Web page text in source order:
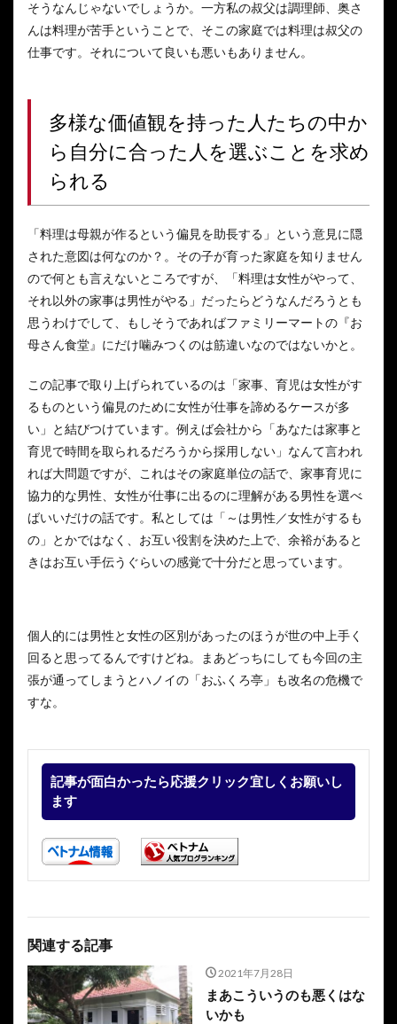
そうなんじゃないでしょうか。一方私の叔父は調理師、奥さ
んは料理が苦手ということで、そこの家庭では料理は叔父の
仕事です。それについて良いも悪いもありません。
多様な価値観を持った人たちの中か
ら自分に合った人を選ぶことを求め
られる
「料理は母親が作るという偏見を助長する」という意見に隠
された意図は何なのか？。その子が育った家庭を知りません
ので何とも言えないところですが、「料理は女性がやって、
それ以外の家事は男性がやる」だったらどうなんだろうとも
思うわけでして、もしそうであればファミリーマートの『お
母さん食堂』にだけ噛みつくのは筋違いなのではないかと。
この記事で取り上げられているのは「家事、育児は女性がす
るものという偏見のために女性が仕事を諦めるケースが多
い」と結びつけています。例えば会社から「あなたは家事と
育児で時間を取られるだろうから採用しない」なんて言われ
れば大問題ですが、これはその家庭単位の話で、家事育児に
協力的な男性、女性が仕事に出るのに理解がある男性を選べ
ばいいだけの話です。私としては「～は男性／女性がするも
の」とかではなく、お互い役割を決めた上で、余裕があると
きはお互い手伝うぐらいの感覚で十分だと思っています。
個人的には男性と女性の区別があったのほうが世の中上手く
回ると思ってるんですけどね。まあどっちにしても今回の主
張が通ってしまうとハノイの「おふくろ亭」も改名の危機で
すな。
記事が面白かったら応援クリック宜しくお願いし
ます
関連する記事
2021年7月28日
まあこういうのも悪くはな
いかも